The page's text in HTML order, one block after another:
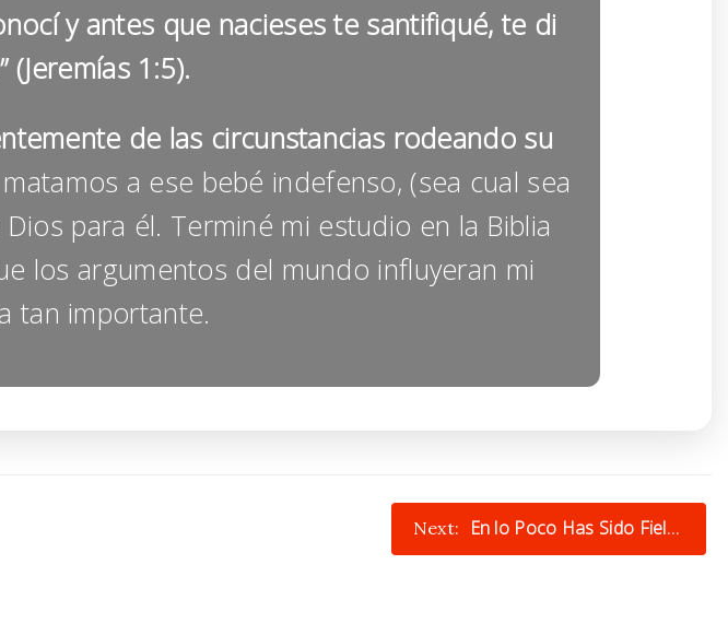
y antes que nacieses te santifiqué, te di
1:5).
de las circunstancias rodeando su
a ese bebé indefenso, (sea cual sea
para él. Terminé mi estudio en la Biblia
los argumentos del mundo influyeran mi
tan importante.
Next: En lo Poco Has Sido Fiel…